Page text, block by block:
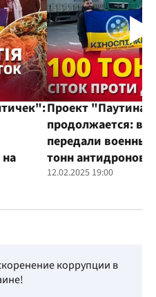
Проект "Паутина"
продолжается:
передали
тонн
12.02.2025 19:00
коррупции в